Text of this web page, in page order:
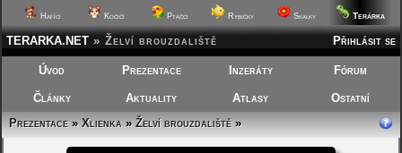
Hafíci Kočičí Ptáčci Rybičky Skalky Terárka
Přihlásit se
TERARKA.NET » Želví brouzdaliště
Úvod Prezentace Inzeráty Fórum
Články Aktuality Atlasy
Ostatní
Prezentace»Xlienka»Želví brouzdaliště»